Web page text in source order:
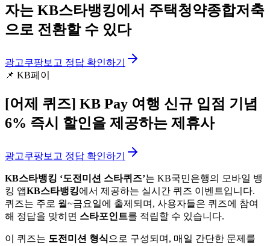
자는 KB스타뱅킹에서 주택청약종합저축
으로 전환할 수 있다
광고쿠팡보고 정답 확인하기
📌 KB페이
[어제 퀴즈] KB Pay 여행 신규 입점 기념
6% 즉시 할인을 제공하는 제휴사
광고쿠팡보고 정답 확인하기
KB스타뱅킹 ‘도전미션 스타퀴즈’는 KB국민은행의 모바일 뱅
킹 앱KB스타뱅킹에서 제공하는 실시간 퀴즈 이벤트입니다.
퀴즈는 주로 월~금요일에 출제되며, 사용자들은 퀴즈에 참여
해 정답을 맞히면 스타포인트를 적립할 수 있습니다.
이 퀴즈는 도전미션 형식 으로 구성되며, 매일 간단한 문제를